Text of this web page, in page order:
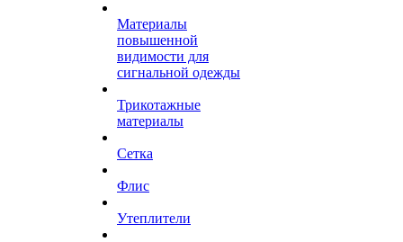
Материалы
повышенной
видимости для
сигнальной одежды
Трикотажные
материалы
Сетка
Флис
Утеплители